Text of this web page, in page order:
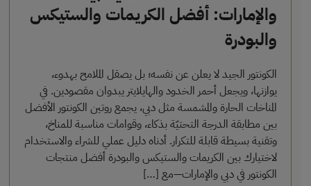
والإمارات: أفضل الكريمات والستيكس
والبودرة
الكونتور الجيد لا يعلن عن نفسه؛ بل يصقل الملامح بهدوء،
يوازنها، ويجعل أحمر الخدود والهايلايتر يبدوان مقصودين. في
المناخات الحارة والمشمسة مثل دبي، يجمع روتين الكونتور الأفضل
بين مطابقة الدرجة التحتيّة بذكاء، وقوامات مناسبة للمناخ،
وتقنية بسيطة قابلة للتكرار. أدناه دليل عملي للشراء والاستخدام
لاختيارك بين الكريمات والستيكس والبودرة أفضل منتجات
الكونتور في دبي والإمارات—مع […]